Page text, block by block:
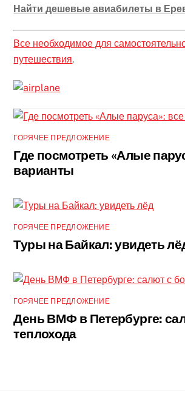
Найти дешевые авиабилеты в
Все необходимое для
путешествия.
ГОРЯЧЕЕ ПРЕДЛОЖЕНИЕ
Где посмотреть «Алые
варианты
ГОРЯЧЕЕ ПРЕДЛОЖЕНИЕ
Туры на Байкал: увидеть
ГОРЯЧЕЕ ПРЕДЛОЖЕНИЕ
День ВМФ в Петербурге:
теплохода